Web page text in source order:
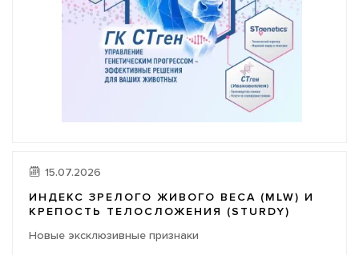
15.07.2026
ИНДЕКС ЗРЕЛОГО ЖИВОГО ВЕСА (MLW) И
КРЕПОСТЬ ТЕЛОСЛОЖЕНИЯ (STURDY)
Новые эксклюзивные признаки